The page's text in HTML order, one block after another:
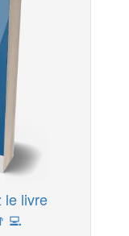
le livre